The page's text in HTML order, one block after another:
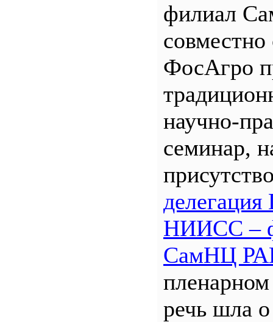
филиал
ФосАгро
научно-
семинар,
НИИСС –
СамНЦ
пленарном
речь шла